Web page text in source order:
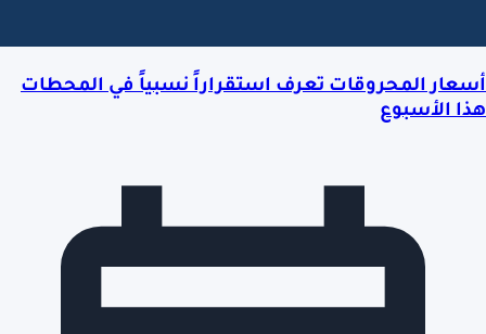
أسعار المحروقات تعرف استقراراً نسبياً في المحطات
هذا الأسبوع